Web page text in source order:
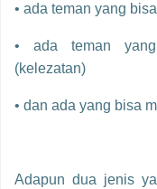
• ada teman yang
• ada teman yang
(kelezatan)
• dan ada yang bisa
Adapun dua jenis